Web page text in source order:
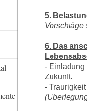
5.
Vorschläge
6. Das
- Einladung
Zukunft.
-